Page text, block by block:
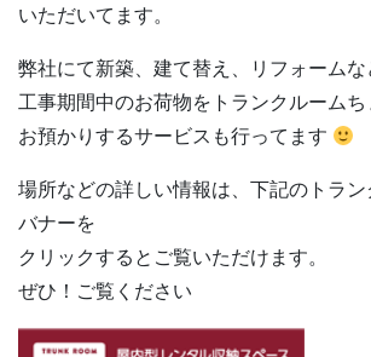
いただいてます。
弊社にて新築、建て替え、リフォームな
工事期間中のお荷物をトランクルームち
お預かりするサービスも行ってます
場所などの詳しい情報は、下記のトラ
バナーを
クリックするとご覧いただけます。
ぜひ！ご覧ください